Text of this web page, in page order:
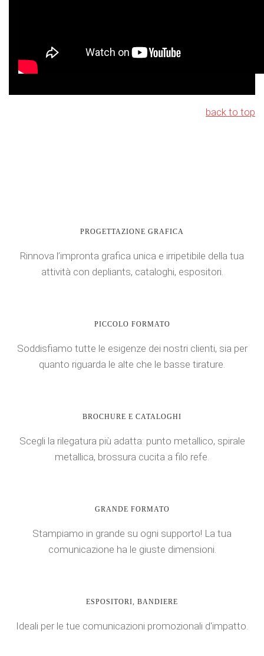
back to top
PROGETTAZIONE GRAFICA
Rinnova l’impronta grafica unica e irripetibile della tua
attività con depliants, cataloghi, espositori.
PICCOLO FORMATO
Soddisfiamo tutte le esigenze dei nostri clienti, sia per
quanto riguarda le alte che le basse tirature.
BROCHURE E CATALOGHI
Scegli la rilegatura più adatta: punto metallico, spirale
metallica, brossura cucita a filo refe.
GRANDE FORMATO
Stampiamo in grande su ogni supporto! La tua
comunicazione ha le giuste dimensioni.
ESPOSITORI, BANDIERE
Ideali per le tue comunicazioni promozionali d'impatto.